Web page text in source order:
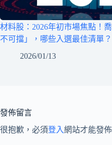
材料股：2026年初市場焦點！
不可擋」，哪些入選最佳清單？
2026/01/13
發佈留言
很抱歉，必須登入網站才能發